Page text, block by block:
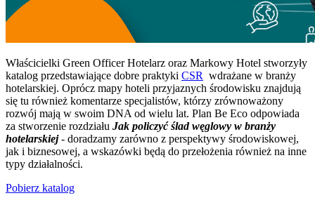
Właścicielki Green Officer Hotelarz oraz Markowy Hotel stworzyły
katalog przedstawiające dobre praktyki CSR wdrażane w branży
hotelarskiej. Oprócz mapy hoteli przyjaznych środowisku znajdują
się tu również komentarze specjalistów, którzy zrównoważony
rozwój mają w swoim DNA od wielu lat. Plan Be Eco odpowiada
za stworzenie rozdziału Jak policzyć ślad węglowy w branży
hotelarskiej- doradzamy zarówno z perspektywy środowiskowej,
jak i biznesowej, a wskazówki będą do przełożenia również na inne
typy działalności.
Pobierz katalog